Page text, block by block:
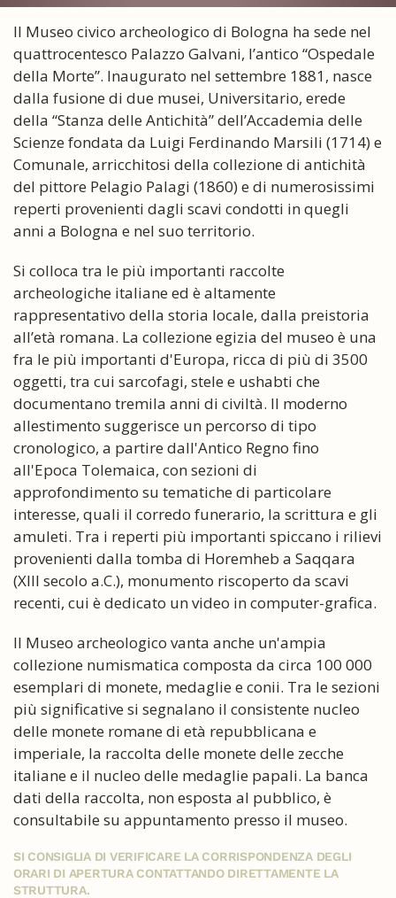
Il Museo civico archeologico di Bologna ha sede nel
quattrocentesco Palazzo Galvani, l’antico “Ospedale
della Morte”. Inaugurato nel settembre 1881, nasce
dalla fusione di due musei, Universitario, erede
della “Stanza delle Antichità” dell’Accademia delle
Scienze fondata da Luigi Ferdinando Marsili (1714) e
Comunale, arricchitosi della collezione di antichità
del pittore Pelagio Palagi (1860) e di numerosissimi
reperti provenienti dagli scavi condotti in quegli
anni a Bologna e nel suo territorio.
Si colloca tra le più importanti raccolte
archeologiche italiane ed è altamente
rappresentativo della storia locale, dalla preistoria
all’età romana. La collezione egizia del museo è una
fra le più importanti d'Europa, ricca di più di 3500
oggetti, tra cui sarcofagi, stele e ushabti che
documentano tremila anni di civiltà. Il moderno
allestimento suggerisce un percorso di tipo
cronologico, a partire dall'Antico Regno fino
all'Epoca Tolemaica, con sezioni di
approfondimento su tematiche di particolare
interesse, quali il corredo funerario, la scrittura e gli
amuleti. Tra i reperti più importanti spiccano i rilievi
provenienti dalla tomba di Horemheb a Saqqara
(XIII secolo a.C.), monumento riscoperto da scavi
recenti, cui è dedicato un video in computer-grafica.
Il Museo archeologico vanta anche un'ampia
collezione numismatica composta da circa 100 000
esemplari di monete, medaglie e conii. Tra le sezioni
più significative si segnalano il consistente nucleo
delle monete romane di età repubblicana e
imperiale, la raccolta delle monete delle zecche
italiane e il nucleo delle medaglie papali. La banca
dati della raccolta, non esposta al pubblico, è
consultabile su appuntamento presso il museo.
SI CONSIGLIA DI VERIFICARE LA CORRISPONDENZA DEGLI
ORARI DI APERTURA CONTATTANDO DIRETTAMENTE LA
STRUTTURA.